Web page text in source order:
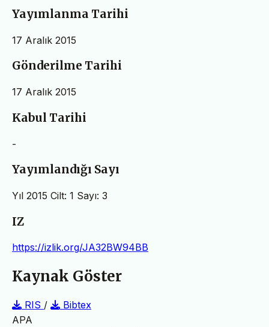
Yayımlanma Tarihi
17 Aralık 2015
Gönderilme Tarihi
17 Aralık 2015
Kabul Tarihi
-
Yayımlandığı Sayı
Yıl 2015 Cilt: 1 Sayı: 3
IZ
https://izlik.org/JA32BW94BB
Kaynak Göster
RIS /
Bibtex
APA